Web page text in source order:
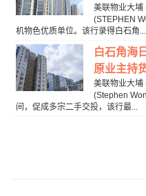
美联物业大埔
(STEPHEN
机物色优质单位。该行录得白石角...
白石角海
原业主持
美联物业大埔
(Stephen
间，促成多宗二手交投，该行最...